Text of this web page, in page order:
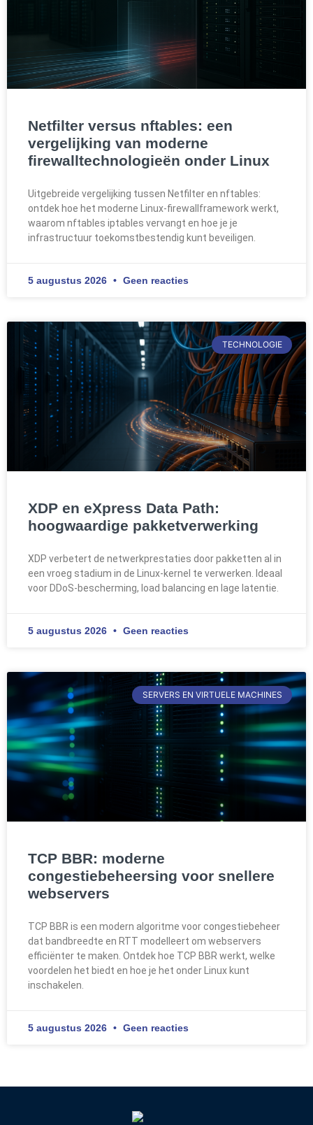
Netfilter versus nftables: een
vergelijking van moderne
firewalltechnologieën onder Linux
Uitgebreide vergelijking tussen Netfilter en nftables:
ontdek hoe het moderne Linux-firewallframework werkt,
waarom nftables iptables vervangt en hoe je je
infrastructuur toekomstbestendig kunt beveiligen.
5 augustus 2026 Geen reacties
TECHNOLOGIE
XDP en eXpress Data Path:
hoogwaardige pakketverwerking
XDP verbetert de netwerkprestaties door pakketten al in
een vroeg stadium in de Linux-kernel te verwerken. Ideaal
voor DDoS-bescherming, load balancing en lage latentie.
5 augustus 2026 Geen reacties
SERVERS EN VIRTUELE MACHINES
TCP BBR: moderne
congestiebeheersing voor snellere
webservers
TCP BBR is een modern algoritme voor congestiebeheer
dat bandbreedte en RTT modelleert om webservers
efficiënter te maken. Ontdek hoe TCP BBR werkt, welke
voordelen het biedt en hoe je het onder Linux kunt
inschakelen.
5 augustus 2026 Geen reacties